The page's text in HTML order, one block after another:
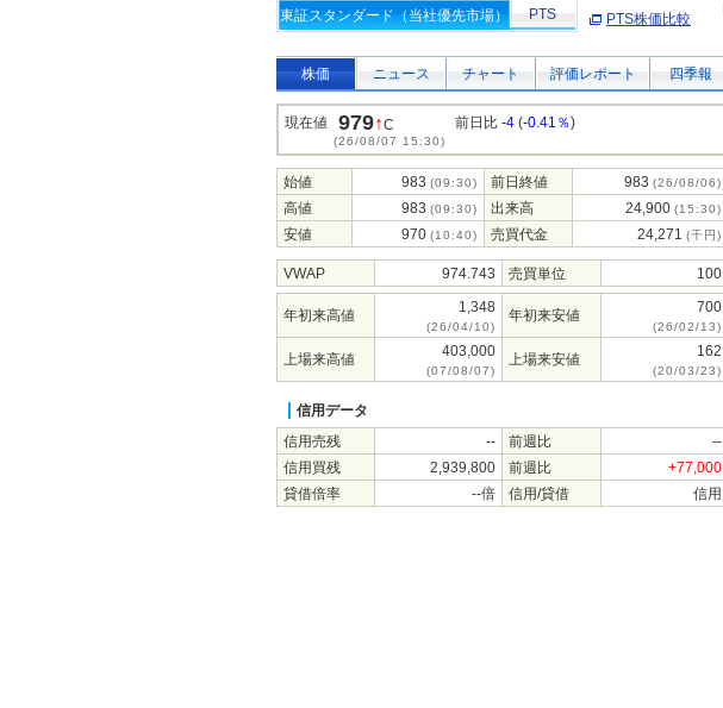
東証スタンダード（当社優先市場） PTS PTS株価比較
株価 ニュース チャート 評価レポート 四季報
現在値 979↑C
(26/08/07 15:30)
前日比 -4 (-0.41％)
始値 983 (09:30) 前日終値 983 (26/08/06)
高値 983 (09:30) 出来高 24,900 (15:30)
安値 970 (10:40) 売買代金 24,271 (千円)
VWAP 974.743 売買単位 100
年初来高値 1,348
(26/04/10)
年初来安値 700
(26/02/13)
上場来高値 403,000
(07/08/07)
上場来安値 162
(20/03/23)
信用データ
信用売残
-- 前週比
--
信用買残
2,939,800 前週比
+77,000
貸借倍率
--倍 信用/貸借 信用